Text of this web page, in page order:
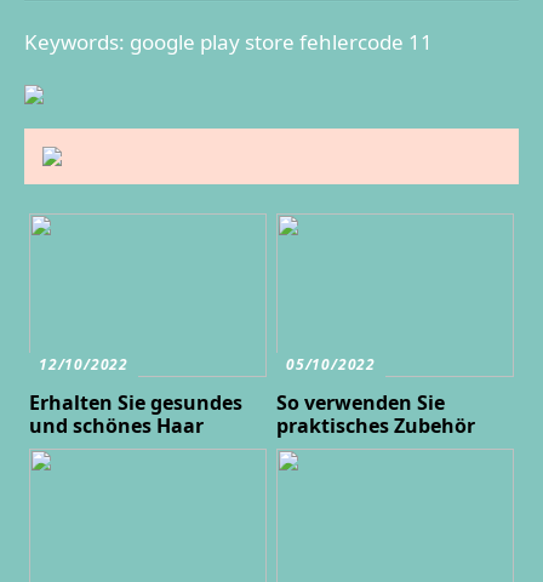
Keywords: google play store fehlercode 11
12/10/2022
Erhalten Sie gesundes
und schönes Haar
05/10/2022
So verwenden Sie
praktisches Zubehör